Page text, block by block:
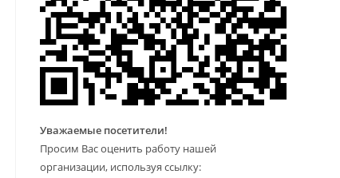
Уважаемые посетители!
Просим Вас оценить работу нашей
организации, используя ссылку: